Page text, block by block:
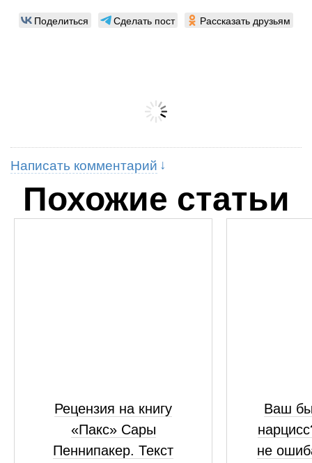
Поделиться Сделать пост Рассказать друзьям
Написать комментарий
Похожие статьи
Рецензия на книгу
«Пакс» Сары
Пеннипакер. Текст
Ваш
не